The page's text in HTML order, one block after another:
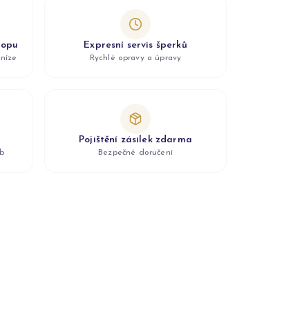
Expresní servis šperků
Rychlé opravy a úpravy
Pojištění zásilek zdarma
Bezpečné doručení